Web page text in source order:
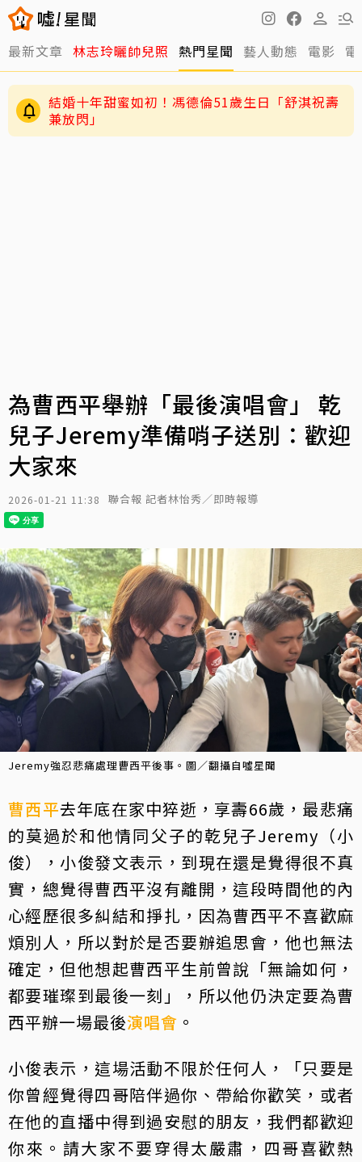
最新文章 林志玲曬帥兒照 熱門星聞 藝人動態 電影
結婚十年甜蜜如初！馮德倫51歲生日「舒淇祝壽
兼放閃」
為曹西平舉辦「最後演唱會」 乾
兒子Jeremy準備哨子送別：歡迎
大家來
2026-01-21 11:38 聯合報 記者林怡秀／即時報導
Jeremy強忍悲痛處理曹西平後事。圖／翻攝自噓星聞
曹西平去年底在家中猝逝，享壽66歲，最悲痛
的莫過於和他情同父子的乾兒子Jeremy（小
俊），小俊發文表示，到現在還是覺得很不真
實，總覺得曹西平沒有離開，這段時間他的內
心經歷很多糾結和掙扎，因為曹西平不喜歡麻
煩別人，所以對於是否要辦追思會，他也無法
確定，但他想起曹西平生前曾說「無論如何，
都要璀璨到最後一刻」，所以他仍決定要為曹
西平辦一場最後演唱會 。
小俊表示，這場活動不限於任何人，「只要是
你曾經覺得四哥陪伴過你、帶給你歡笑，或者
在他的直播中得到過安慰的朋友，我們都歡迎
你來。請大家不要穿得太嚴肅，四哥喜歡熱